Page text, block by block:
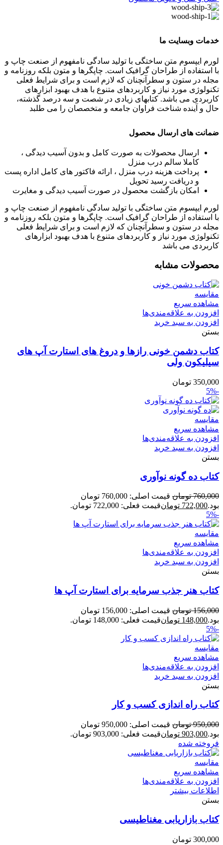
خدمات وبسایت ما
لورم ایپسوم متن ساختگی با تولید سادگی نامفهوم از صنعت چاپ و
با استفاده از طراحان گرافیک است. چاپگرها و متون بلکه روزنامه و
مجله در ستون و سطرآنچنان که لازم است و برای شرایط فعلی
تکنولوژی مورد نیاز و کاربردهای متنوع با هدف بهبود ابزارهای
کاربردی می باشد. کتابهای زیادی در شصت و سه درصد گذشته،
حال و آینده شناخت فراوان جامعه و متخصصان را می طلبد
ضمانت های ارسال محصول
ارسال محصولات به صورت کامل و بدون آسیب دیدگی ،
کاملا سالم درب منزل
پرداخت هزینه درب منزل ، ارائه فاکتور های کامل اداره پست
و دریافت رسید تحویل
امکان بازگشت محصول در صورت آسیب دیدگی و مغایرت
لورم ایپسوم متن ساختگی با تولید سادگی نامفهوم از صنعت چاپ و
با استفاده از طراحان گرافیک است. چاپگرها و متون بلکه روزنامه و
مجله در ستون و سطرآنچنان که لازم است و برای شرایط فعلی
تکنولوژی مورد نیاز و کاربردهای متنوع با هدف بهبود ابزارهای
کاربردی می باشد
محصولات مشابه
مقایسه
مشاهده سریع
افزودن به علاقه‌مندی‌ها
افزودن به سبد خرید
بستن
کتاب دشمن خونی رازها و دروغ های استارت آپ های
سیلیکون ولی
350,000 تومان
-5%
مقایسه
مشاهده سریع
افزودن به علاقه‌مندی‌ها
افزودن به سبد خرید
بستن
کتاب ده گونه نوآوری
760,000 تومان
قیمت اصلی: 760,000 تومان
بود.722,000 تومانقیمت فعلی: 722,000 تومان.
-5%
مقایسه
مشاهده سریع
افزودن به علاقه‌مندی‌ها
افزودن به سبد خرید
بستن
کتاب هنر جذب سرمایه برای استارت آپ ها
156,000 تومان
قیمت اصلی: 156,000 تومان
بود.148,000 تومانقیمت فعلی: 148,000 تومان.
-5%
مقایسه
مشاهده سریع
افزودن به علاقه‌مندی‌ها
افزودن به سبد خرید
بستن
کتاب راه‌ اندازی کسب‌ و‌ کار
950,000 تومان
قیمت اصلی: 950,000 تومان
بود.903,000 تومانقیمت فعلی: 903,000 تومان.
فروخته شده
مقایسه
مشاهده سریع
افزودن به علاقه‌مندی‌ها
اطلاعات بیشتر
بستن
کتاب بازاریابی مغناطیسی
300,000 تومان